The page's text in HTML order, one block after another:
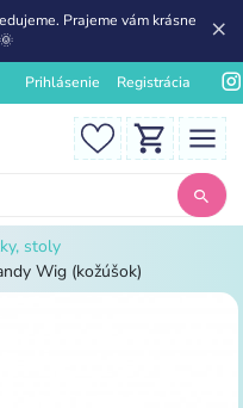
Prajeme vám krásne
Prihlásenie Registrácia
stoly
Wig (kožúšok)